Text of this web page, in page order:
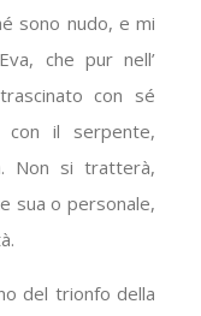
sono nudo, e mi
che pur nell’
con sé
con il serpente,
Non si tratterà,
sua o personale,
del trionfo della